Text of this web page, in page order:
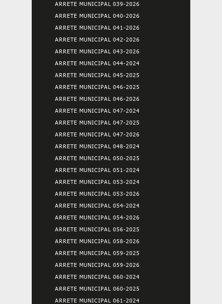
ARRETE MUNICIPAL 039-2026
ARRETE MUNICIPAL 040-2026
ARRETE MUNICIPAL 041-2026
ARRETE MUNICIPAL 042-2026
ARRETE MUNICIPAL 043-2026
ARRETE MUNICIPAL 044-2024
ARRETE MUNICIPAL 045-2025
ARRETE MUNICIPAL 046-2025
ARRETE MUNICIPAL 046-2026
ARRETE MUNICIPAL 047-2024
ARRETE MUNICIPAL 047-2025
ARRETE MUNICIPAL 047-2026
ARRETE MUNICIPAL 048-2024
ARRETE MUNICIPAL 050-2025
ARRETE MUNICIPAL 051-2024
ARRETE MUNICIPAL 053-2024
ARRETE MUNICIPAL 053-2026
ARRETE MUNICIPAL 054-2024
ARRETE MUNICIPAL 054-2026
ARRETE MUNICIPAL 056-2025
ARRETE MUNICIPAL 058-2026
ARRETE MUNICIPAL 059-2025
ARRETE MUNICIPAL 059-2026
ARRETE MUNICIPAL 060-2024
ARRETE MUNICIPAL 060-2025
ARRETE MUNICIPAL 061-2024